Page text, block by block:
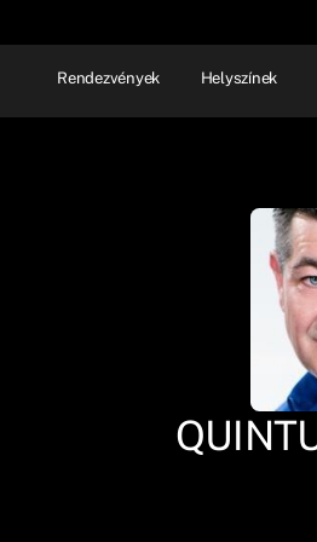
Rendezvények Helyszínek